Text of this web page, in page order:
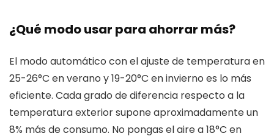
¿Qué modo usar para ahorrar más?
El modo automático con el ajuste de temperatura en
25-26°C en verano y 19-20°C en invierno es lo más
eficiente. Cada grado de diferencia respecto a la
temperatura exterior supone aproximadamente un
8% más de consumo. No pongas el aire a 18°C en